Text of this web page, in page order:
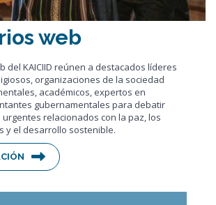
web
del KAICIID reúnen a destacados líderes
organizaciones de la sociedad
académicos, expertos en
gubernamentales para debatir
relacionados con la paz, los
y el desarrollo sostenible.